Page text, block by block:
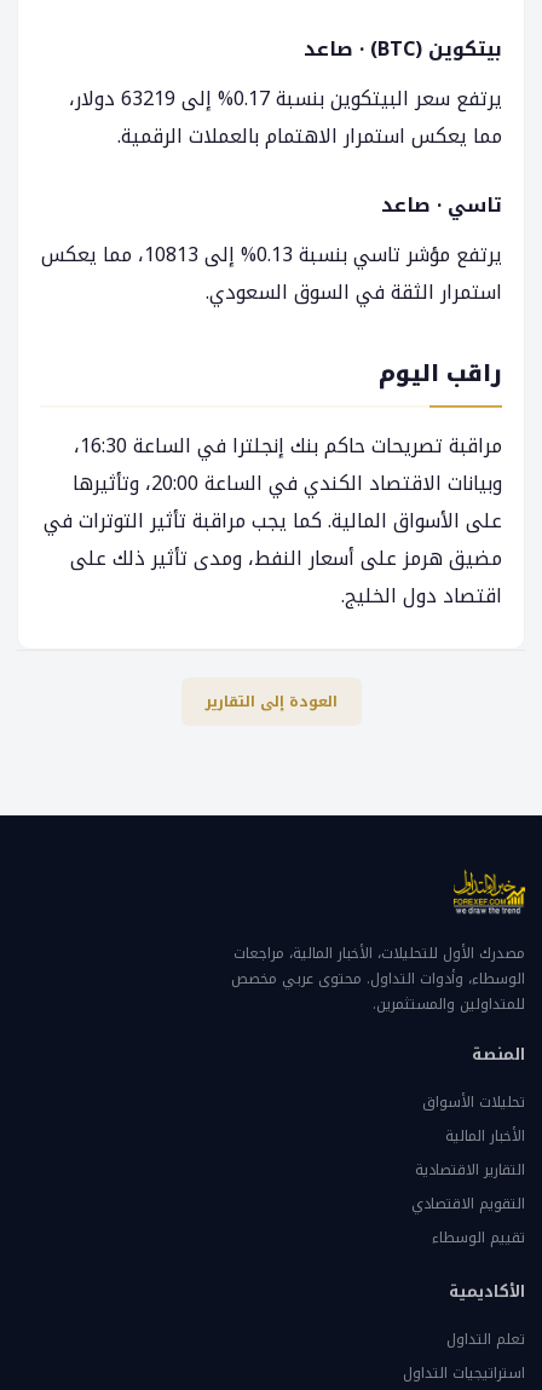
بيتكوين (BTC) · صاعد
يرتفع سعر البيتكوين بنسبة 0.17% إلى 63219 دولار،
مما يعكس استمرار الاهتمام بالعملات الرقمية.
تاسي · صاعد
يرتفع مؤشر تاسي بنسبة 0.13% إلى 10813، مما يعكس
استمرار الثقة في السوق السعودي.
راقب اليوم
مراقبة تصريحات حاكم بنك إنجلترا في الساعة 16:30،
وبيانات الاقتصاد الكندي في الساعة 20:00، وتأثيرها
على الأسواق المالية. كما يجب مراقبة تأثير التوترات في
مضيق هرمز على أسعار النفط، ومدى تأثير ذلك على
اقتصاد دول الخليج.
العودة إلى التقارير
مصدرك الأول للتحليلات، الأخبار المالية، مراجعات
الوسطاء، وأدوات التداول. محتوى عربي مخصص
للمتداولين والمستثمرين.
المنصة
تحليلات الأسواق
الأخبار المالية
التقارير الاقتصادية
التقويم الاقتصادي
تقييم الوسطاء
الأكاديمية
تعلم التداول
استراتيجيات التداول